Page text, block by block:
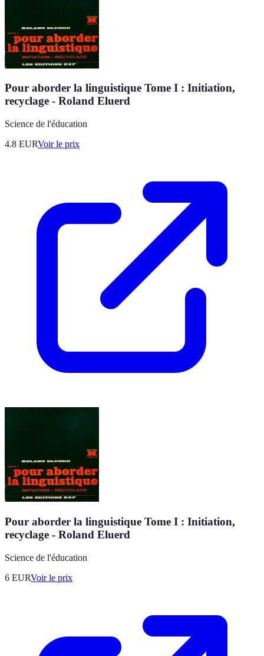
Pour aborder la linguistique Tome I : Initiation,
recyclage - Roland Eluerd
Science de l'éducation
4.8 EURVoir le prix
Pour aborder la linguistique Tome I : Initiation,
recyclage - Roland Eluerd
Science de l'éducation
6 EURVoir le prix